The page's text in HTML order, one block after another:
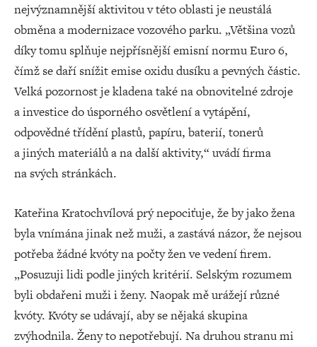
nejvýznamnější aktivitou v této oblasti je neustálá
obměna a modernizace vozového parku. „Většina vozů
díky tomu splňuje nejpřísnější emisní normu Euro 6,
čímž se daří snížit emise oxidu dusíku a pevných částic.
Velká pozornost je kladena také na obnovitelné zdroje
a investice do úsporného osvětlení a vytápění,
odpovědné třídění plastů, papíru, baterií, tonerů
a jiných materiálů a na další aktivity,“ uvádí firma
na svých stránkách.
Kateřina Kratochvílová prý nepociťuje, že by jako žena
byla vnímána jinak než muži, a zastává názor, že nejsou
potřeba žádné kvóty na počty žen ve vedení firem.
„Posuzuji lidi podle jiných kritérií. Selským rozumem
byli obdařeni muži i ženy. Naopak mě urážejí různé
kvóty. Kvóty se udávají, aby se nějaká skupina
zvýhodnila. Ženy to nepotřebují. Na druhou stranu mi